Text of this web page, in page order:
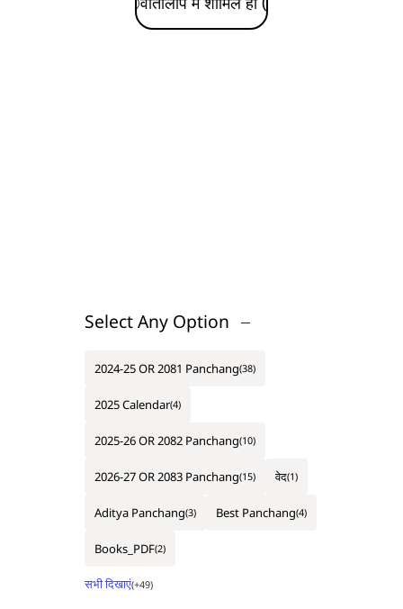
Select Any Option
2024-25 OR 2081 Panchang
2025 Calendar
2025-26 OR 2082 Panchang
2026-27 OR 2083 Panchang वेद
Aditya Panchang Best Panchang
Books_PDF